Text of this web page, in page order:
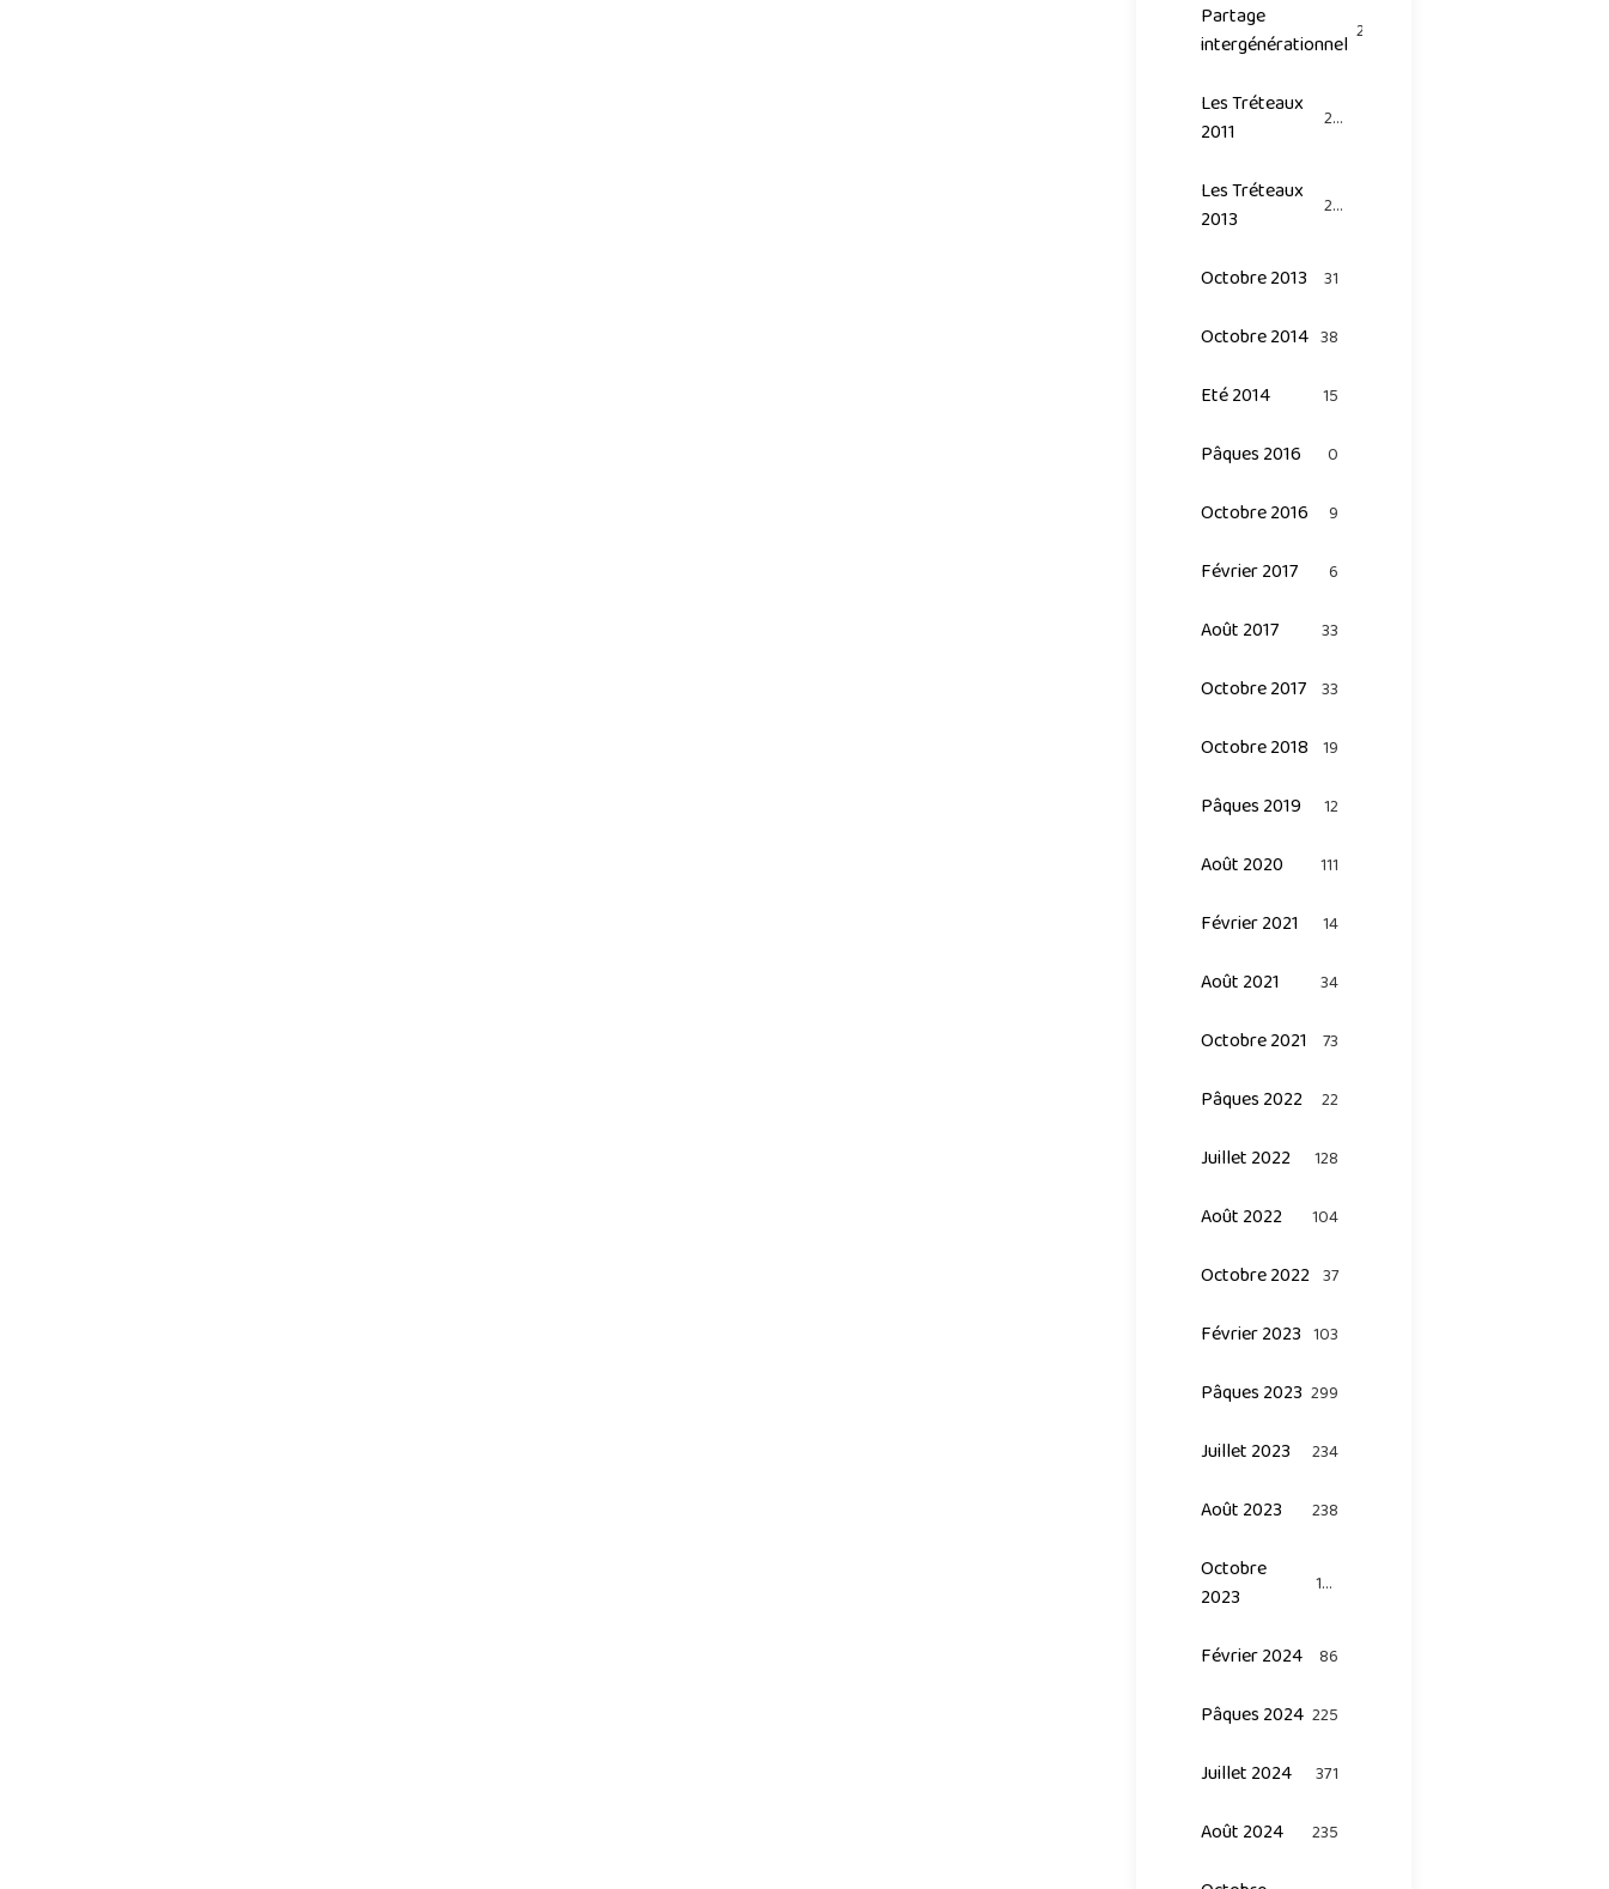
Partage
intergénérationnel 20
Les Tréteaux
2011
25
Les Tréteaux
2013
26
Octobre 2013 31
Octobre 2014 38
Eté 2014 15
Pâques 2016 0
Octobre 2016 9
Février 2017 6
Août 2017 33
Octobre 2017 33
Octobre 2018 19
Pâques 2019 12
Août 2020 111
Février 2021 14
Août 2021 34
Octobre 2021 73
Pâques 2022 22
Juillet 2022 128
Août 2022 104
Octobre 2022 37
Février 2023 103
Pâques 2023 299
Juillet 2023 234
Août 2023 238
Octobre
2023
124
Février 2024 86
Pâques 2024 225
Juillet 2024 371
Août 2024 235